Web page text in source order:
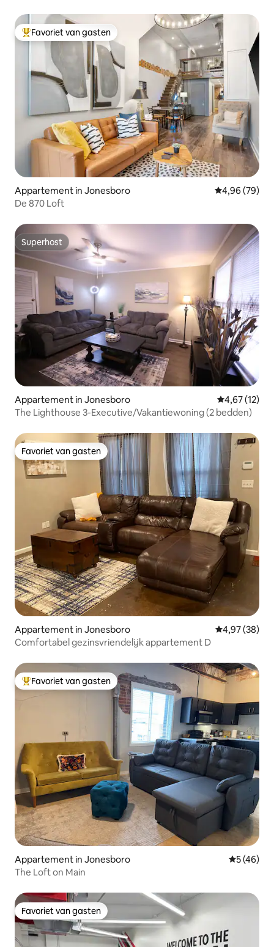
Topfavoriet van gasten
Favoriet van gasten
Appartement in Jonesboro Gemiddelde
4,96 (79)
De 870 Loft
Superhost
Superhost
Appartement in Jonesboro Gemiddelde
4,67 (12)
The Lighthouse 3-Executive/Vakantiewoning (2 bedden)
Favoriet van gasten
Favoriet van gasten
Appartement in Jonesboro Gemiddelde
4,97 (38)
Comfortabel gezinsvriendelijk appartement D
Topfavoriet van gasten
Favoriet van gasten
Appartement in Jonesboro
5 (46)
The Loft on Main
Favoriet van gasten
Favoriet van gasten